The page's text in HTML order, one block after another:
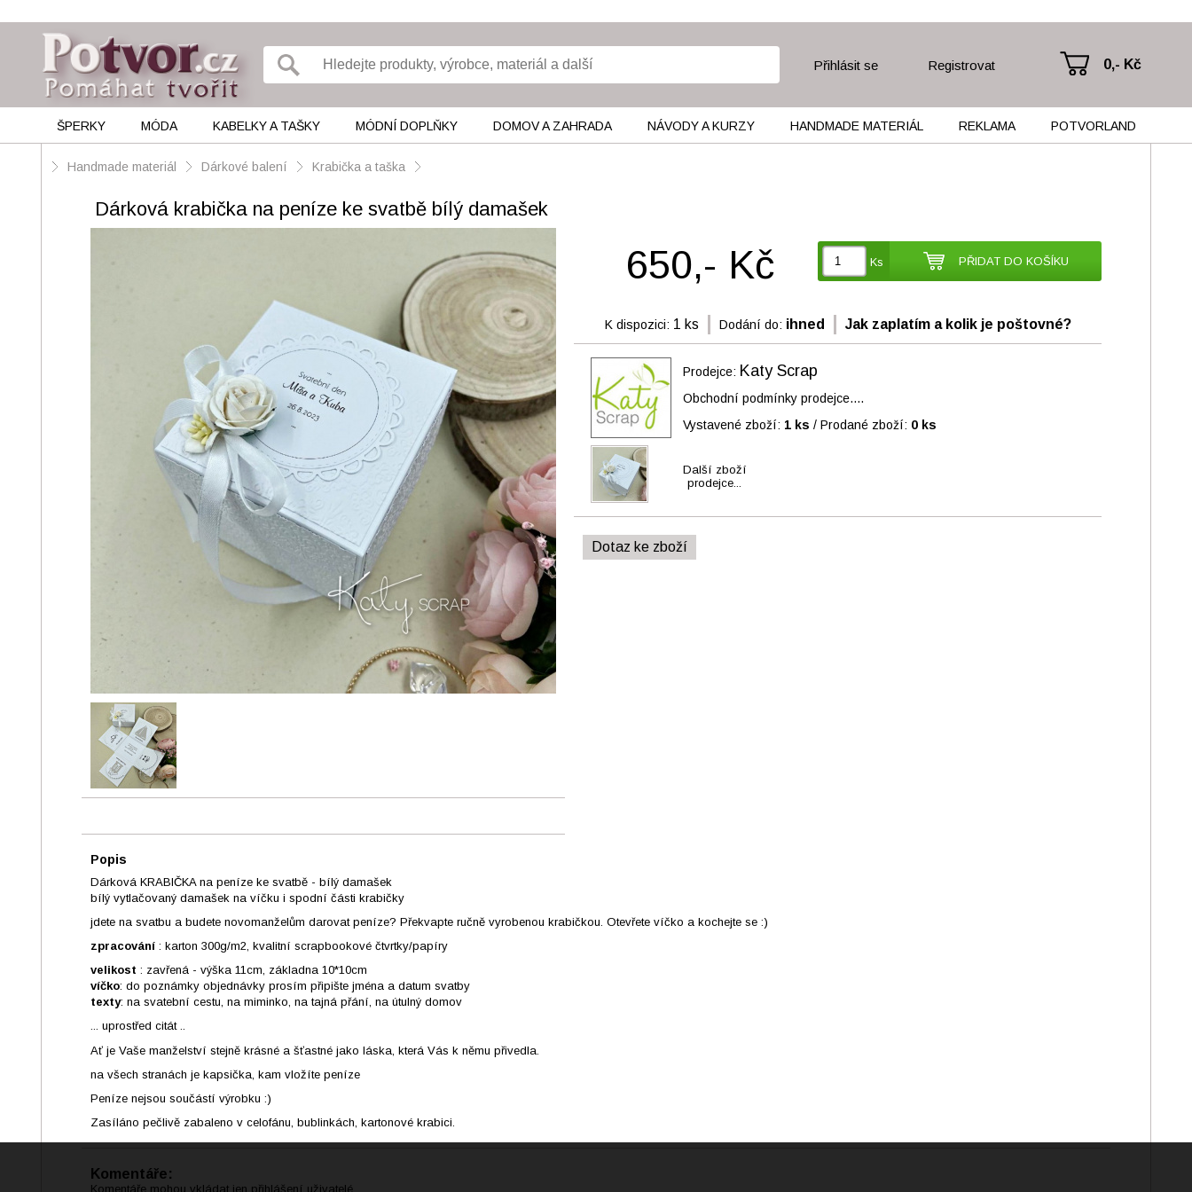
Přihlásit se Registrovat 0,- Kč
ŠPERKY MÓDA KABELKY A TAŠKY MÓDNÍ DOPLŇKY DOMOV A ZAHRADA NÁVODY A KURZY HANDMADE MATERIÁL REKLAMA POTVORLAND
Handmade materiál Dárkové balení Krabička a taška
Dárková krabička na peníze ke svatbě bílý damašek
650,- Kč Ks PŘIDAT DO KOŠÍKU
K dispozici: 1 ks Dodání do: ihned Jak zaplatím a kolik je poštovné?
Prodejce: Katy Scrap
Obchodní podmínky prodejce....
Vystavené zboží: 1 ks / Prodané zboží: 0 ks
Další zboží
prodejce...
Dotaz ke zboží
Popis
Dárková KRABIČKA na peníze ke svatbě - bílý damašek
bílý vytlačovaný damašek na víčku i spodní části krabičky
jdete na svatbu a budete novomanželům darovat peníze? Překvapte ručně vyrobenou krabičkou. Otevřete víčko a kochejte se :)
zpracování : karton 300g/m2, kvalitní scrapbookové čtvrtky/papíry
velikost : zavřená - výška 11cm, základna 10*10cm
víčko: do poznámky objednávky prosím připište jména a datum svatby
texty: na svatební cestu, na miminko, na tajná přání, na útulný domov
... uprostřed citát ..
Ať je Vaše manželství stejně krásné a šťastné jako láska, která Vás k němu přivedla.
na všech stranách je kapsička, kam vložíte peníze
Peníze nejsou součástí výrobku :)
Zasíláno pečlivě zabaleno v celofánu, bublinkách, kartonové krabici.
Komentáře:
Komentáře mohou vkládat jen přihlášení uživatelé.